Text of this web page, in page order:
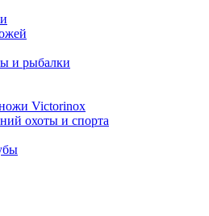
и рыбалки
Victorinox
охоты и спорта